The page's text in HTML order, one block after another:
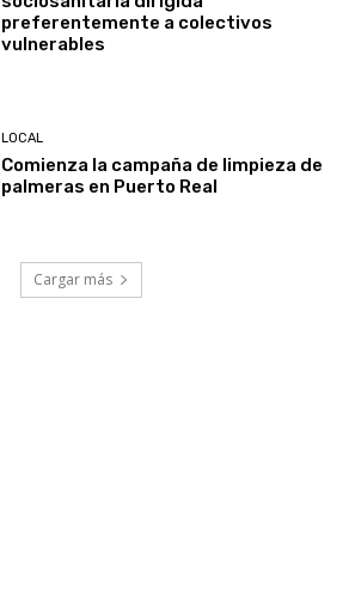
preferentemente a colectivos
vulnerables
LOCAL
Comienza la campaña de limpieza de
palmeras en Puerto Real
Cargar más